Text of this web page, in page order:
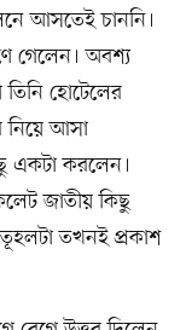
আসতেই চাননি।
গেলেন। অবশ্য
হোটেলের
নিয়ে আসা
একটা করলেন।
জাতীয় কিছু
তখনই প্রকাশ